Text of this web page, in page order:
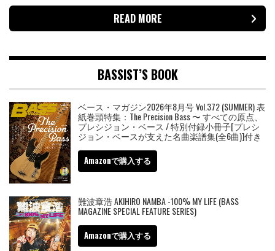
READ MORE
BASSIST’S BOOK
ベース・マガジン2026年8月号 Vol.372 (SUMMER) 表
紙巻頭特集：The Precision Bass 〜 すべての原点、
プレシジョン・ベース / 特別付録小冊子[プレシ
ジョン・ベースが支えた名曲楽譜集(全6曲)]付き
Amazonで購入する
難波章浩 AKIHIRO NAMBA -100% MY LIFE (BASS
MAGAZINE SPECIAL FEATURE SERIES)
Amazonで購入する